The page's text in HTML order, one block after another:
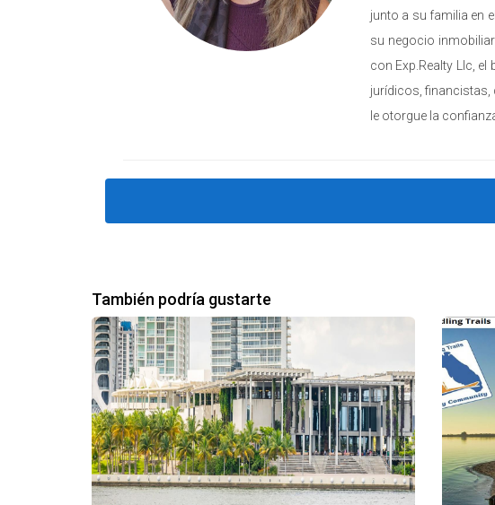
junto a su familia en
su negocio
con Exp.Realty Llc,
jurídicos, financistas,
le otorgue la
También podría gustarte